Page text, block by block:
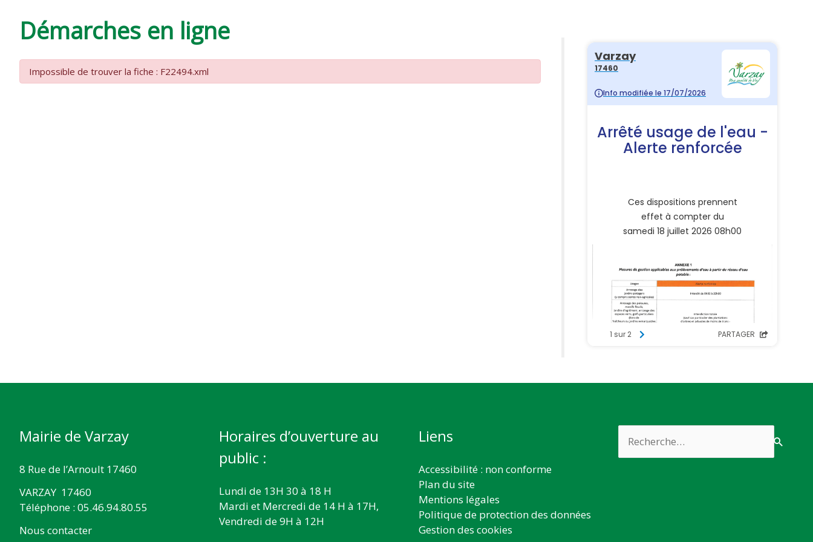
VARZAY
Démarches en ligne
Impossible de trouver la fiche : F22494.xml
Mairie de Varzay
8 Rue de l’Arnoult 17460
VARZAY 17460
Téléphone : 05.46.94.80.55
Nous contacter
Horaires d’ouverture au
public :
Lundi de 13H 30 à 18 H
Mardi et Mercredi de 14 H à 17H,
Vendredi de 9H à 12H
Liens
Accessibilité : non conforme
Plan du site
Mentions légales
Politique de protection des données
Gestion des cookies